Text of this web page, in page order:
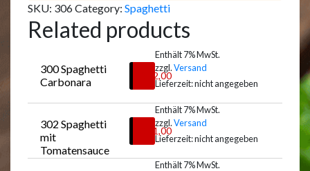
SKU: 306Category: Spaghetti
Related products
300 Spaghetti
Carbonara
12,00
Enthält 7% MwSt.
zzgl.Versand
Lieferzeit: nicht angegeben
302 Spaghetti
mit
Tomatensauce
11,00
Enthält 7% MwSt.
zzgl.Versand
Lieferzeit: nicht angegeben
Enthält 7% MwSt.